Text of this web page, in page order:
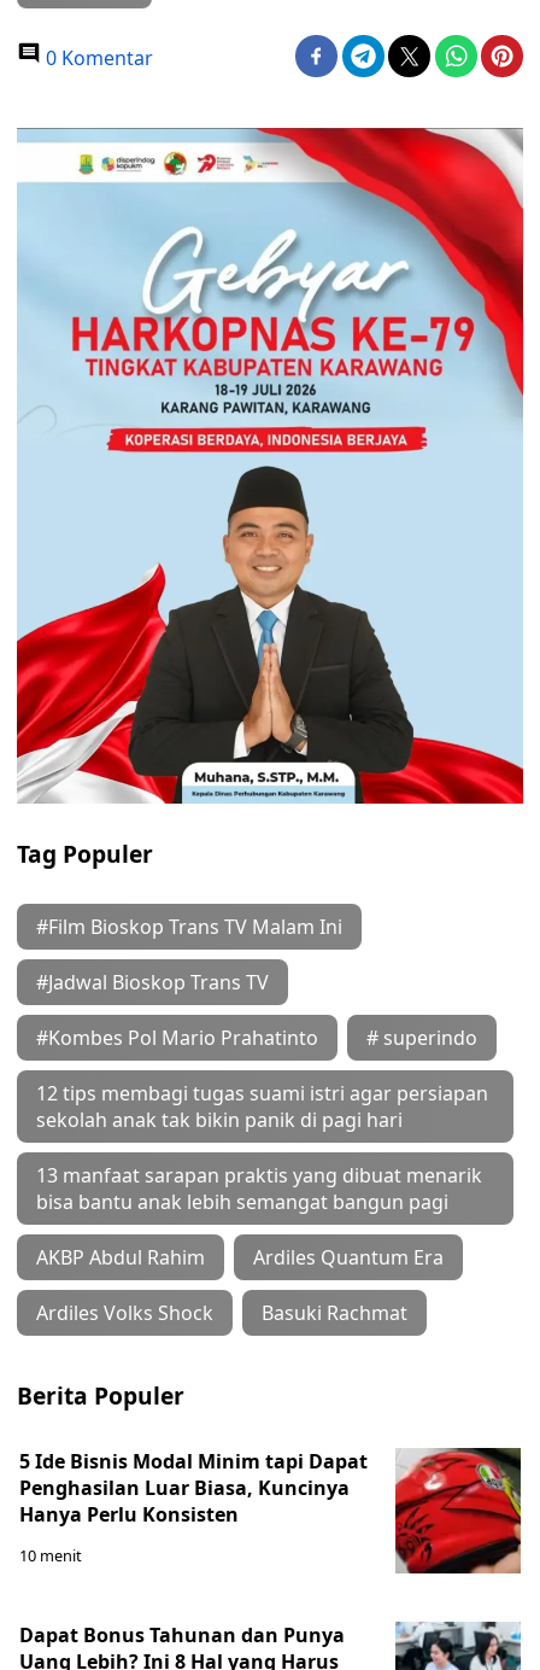
0 Komentar
Tag Populer
#Film Bioskop Trans TV Malam Ini
#Jadwal Bioskop Trans TV
#Kombes Pol Mario Prahatinto # superindo
12 tips membagi tugas suami istri agar persiapan
sekolah anak tak bikin panik di pagi hari
13 manfaat sarapan praktis yang dibuat menarik
bisa bantu anak lebih semangat bangun pagi
AKBP Abdul Rahim Ardiles Quantum Era
Ardiles Volks Shock Basuki Rachmat
Berita Populer
5 Ide Bisnis Modal Minim tapi Dapat
Penghasilan Luar Biasa, Kuncinya
Hanya Perlu Konsisten
10 menit
Dapat Bonus Tahunan dan Punya
Uang Lebih? Ini 8 Hal yang Harus